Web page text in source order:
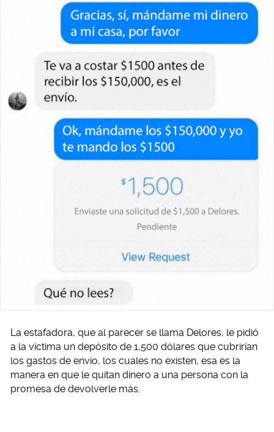
La estafadora, que al parecer se llama Delores, le pidió
a la víctima un depósito de 1,500 dólares que cubrirían
los gastos de envío, los cuales no existen, esa es la
manera en que le quitan dinero a una persona con la
promesa de devolverle más.